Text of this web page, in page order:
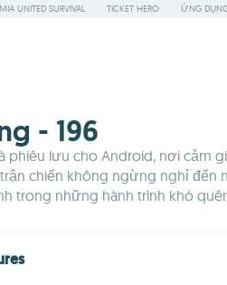
UNITED SURVIVAL TICKET HERO ỨNG
- 196
lưu cho Android, nơi cảm
chiến không ngừng nghỉ đến
trong những hành trình khó